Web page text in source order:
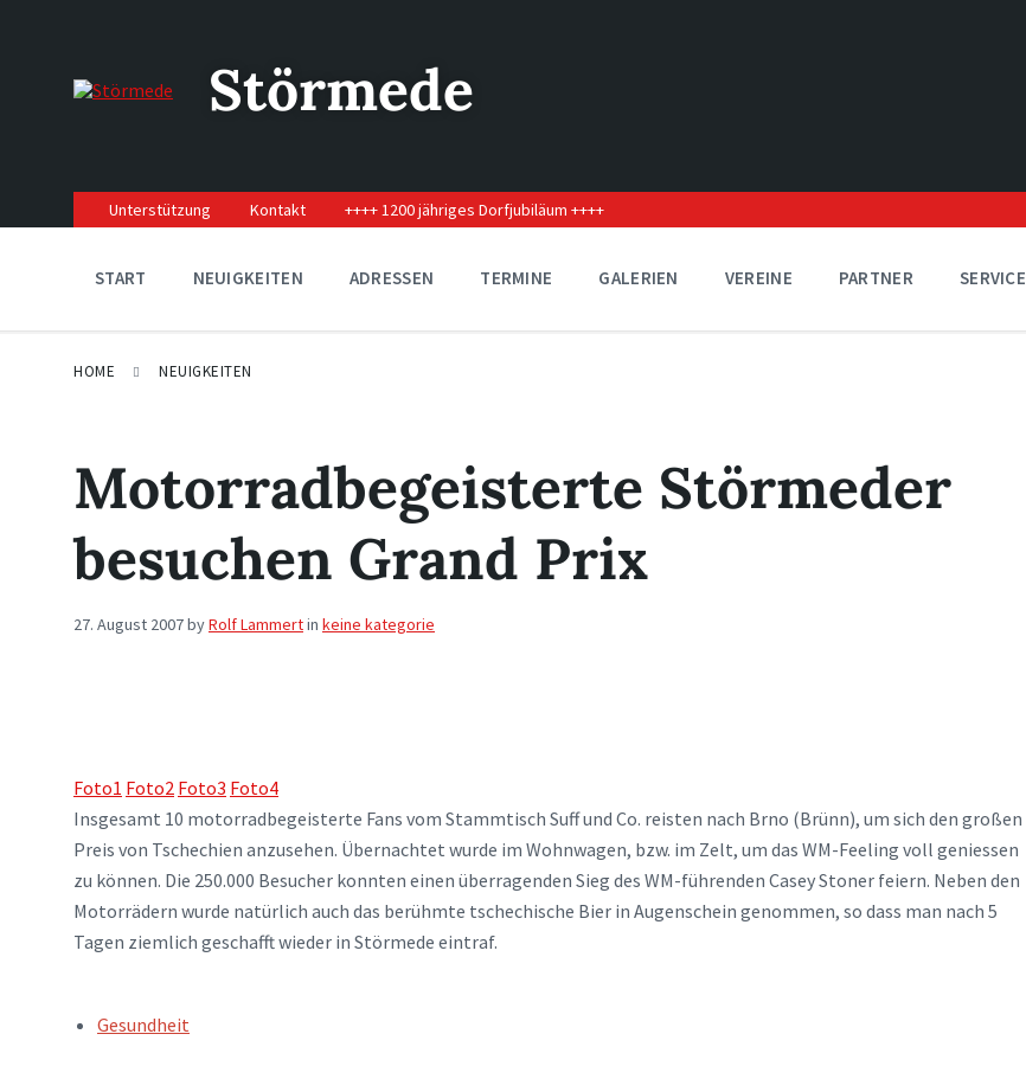
navigation
Störmede
Unterstützung Kontakt ++++ 1200 jähriges Dorfjubiläum ++++
START NEUIGKEITEN ADRESSEN TERMINE GALERIEN VEREINE PARTNER SERVICE
HOME NEUIGKEITEN
Motorradbegeisterte Störmeder
besuchen Grand Prix
27. August 2007byRolf Lammertin keine kategorie
Foto1 Foto2 Foto3 Foto4
Insgesamt 10 motorradbegeisterte Fans vom Stammtisch Suff und Co. reisten nach Brno (Brünn), um sich den großen
Preis von Tschechien anzusehen. Übernachtet wurde im Wohnwagen, bzw. im Zelt, um das WM-Feeling voll geniessen
zu können. Die 250.000 Besucher konnten einen überragenden Sieg des WM-führenden Casey Stoner feiern. Neben den
Motorrädern wurde natürlich auch das berühmte tschechische Bier in Augenschein genommen, so dass man nach 5
Tagen ziemlich geschafft wieder in Störmede eintraf.
TAGS:Gesundheit